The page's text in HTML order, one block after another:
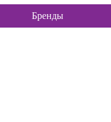
Бренды